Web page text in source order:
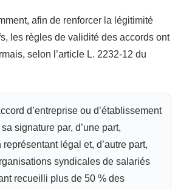
afin de renforcer la légitimité
les règles de validité des accords ont
selon l’article L. 2232-12 du
d’entreprise ou d’établissement
signature par, d’une part,
représentant légal et, d’autre part,
syndicales de salariés
recueilli plus de 50 % des